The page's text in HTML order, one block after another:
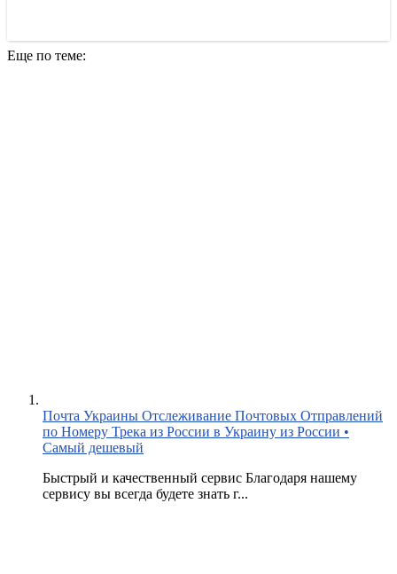
Еще по теме:
Почта Украины Отслеживание Почтовых Отправлений
по Номеру Трека из России в Украину из России •
Самый дешевый
Быстрый и качественный сервис Благодаря нашему
сервису вы всегда будете знать г...